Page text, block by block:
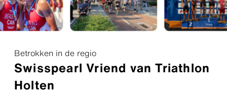
Bedrijf
Services
Monster aanvragen
Duurzaamheid
Betrokken in de regio
Swisspearl Vriend van Triathlon
Holten